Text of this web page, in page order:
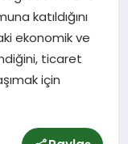
katıldığını
ekonomik ve
ticaret
için